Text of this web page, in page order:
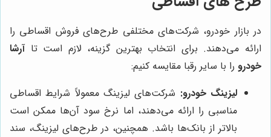
در بازار خودرو، شرکت‌های مختلفی طرح‌های فروش اقساطی را
ارائه می‌دهند. برای انتخاب بهترین گزینه، لازم است تاآرشا
خودرو را با سایر رقبا مقایسه کنیم:
لیزینگ خودرو: شرکت‌های لیزینگ معمولاً شرایط اقساطی
مناسبی را ارائه می‌دهند، اما نرخ سود آن‌ها ممکن است
بالاتر از بانک‌ها باشد. همچنین، در طرح‌های لیزینگ، سند